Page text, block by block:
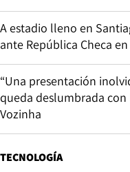
A estadio lleno en
ante República Checa
“Una presentación
queda deslumbrada
Vozinha
TECNOLOGÍA